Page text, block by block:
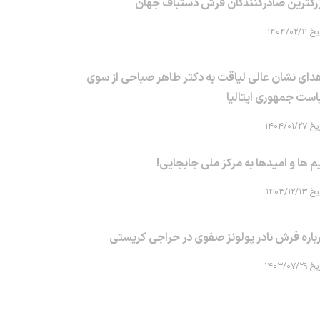
۰۲/۱۱
نشان عالی لیاقت به دکتر طاهر صباحی از سوی
جمهوری ایتالیا
۰۱/۲۷
ها و امیدها به مرکز ملی جابجایی!
۱۲/۱۳
فرش نادر پولونز صفوی در حراجی کریستی
۰۷/۲۹